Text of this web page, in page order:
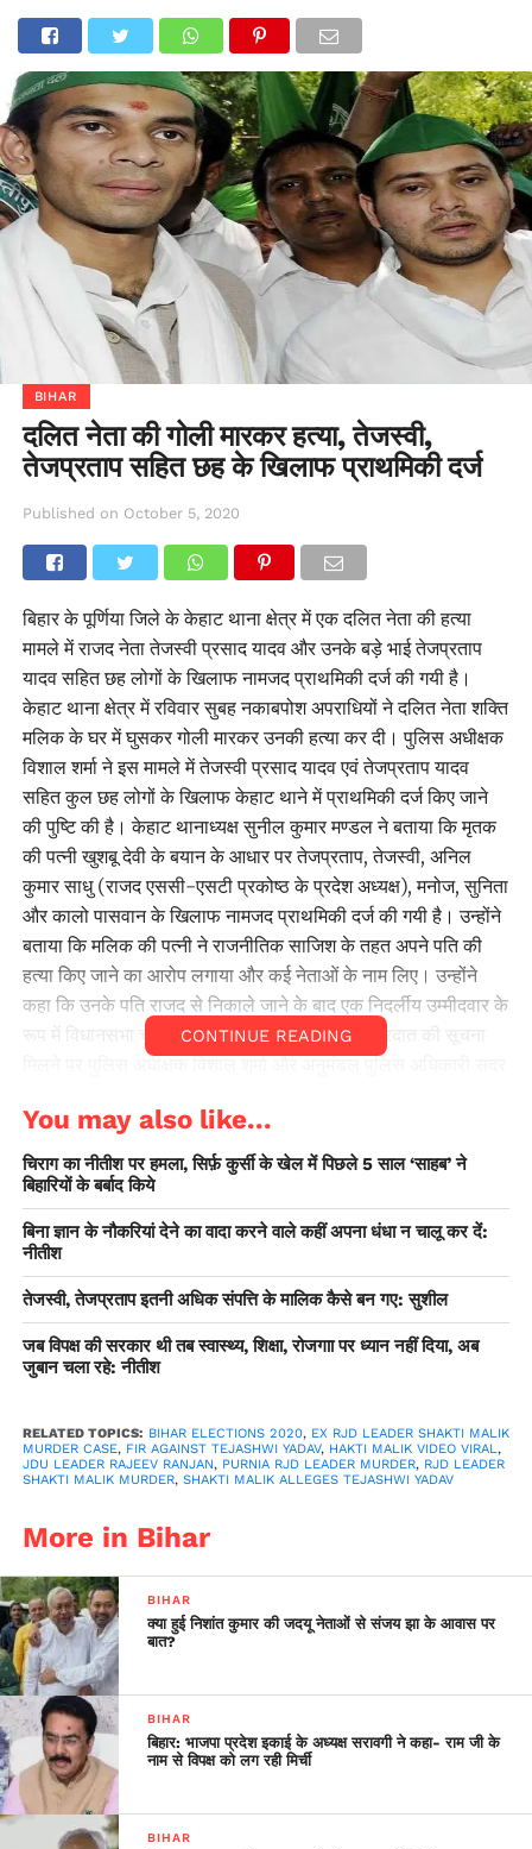
BIHAR
दलित नेता की गोली मारकर हत्या, तेजस्वी,
तेजप्रताप सहित छह के खिलाफ प्राथमिकी दर्ज
Published on October 5, 2020
बिहार के पूर्णिया जिले के केहाट थाना क्षेत्र में एक दलित नेता की हत्या
मामले में राजद नेता तेजस्वी प्रसाद यादव और उनके बड़े भाई तेजप्रताप
यादव सहित छह लोगों के खिलाफ नामजद प्राथमिकी दर्ज की गयी है।
केहाट थाना क्षेत्र में रविवार सुबह नकाबपोश अपराधियों ने दलित नेता शक्ति
मलिक के घर में घुसकर गोली मारकर उनकी हत्या कर दी। पुलिस अधीक्षक
विशाल शर्मा ने इस मामले में तेजस्वी प्रसाद यादव एवं तेजप्रताप यादव
सहित कुल छह लोगों के खिलाफ केहाट थाने में प्राथमिकी दर्ज किए जाने
की पुष्टि की है। केहाट थानाध्यक्ष सुनील कुमार मण्डल ने बताया कि मृतक
की पत्नी खुशबू देवी के बयान के आधार पर तेजप्रताप, तेजस्वी, अनिल
कुमार साधु (राजद एससी-एसटी प्रकोष्ठ के प्रदेश अध्यक्ष), मनोज, सुनिता
और कालो पासवान के खिलाफ नामजद प्राथमिकी दर्ज की गयी है। उन्होंने
बताया कि मलिक की पत्नी ने राजनीतिक साजिश के तहत अपने पति की
हत्या किए जाने का आरोप लगाया और कई नेताओं के नाम लिए। उन्होंने
कहा कि उनके पति राजद से निकाले जाने के बाद एक निदर्लीय उम्मीदवार के
रूप में विधानसभा चुनाव लड़ने की तैयारी कर रहे थे। वारदात की सूचना
मिलने पर पुलिस अधीक्षक विशाल शर्मा और अनुमंडल पुलिस अधिकारी सदर
ईरानी
पुलिस ने वारदात स्थल से एक खोखा और देशी कट्टा बरामद किया है। हाल
ही में बिहार की प्रमुख विपक्षी पार्टी राजद से निष्कासित कर दिए गए मलिक
पडोसी जिले अररिया के रानीगंज विधानसभा से चुनाव लडने की तैयारी में
थे। मलिक ने हत्या के पहले राजद नेता तेजस्वी यादव सहित पार्टी के अन्य
नेताओं पर टिकट के बदले पैसे की मांग करने, जातिगत टिप्पणी करने और
उनसे अपनी जान का खतरा होने का आरोप लगाया था। बिहार में सत्ताधारी
तेजस्वी लगातार दलितों, पिछड़ों, वंचितों की बात करते हैं लेकिन एक वीडियो
वायरल हुआ है और वही नेता प्रतिपक्ष की असलियत है। उन्होंने कहा कि
गई जिन्होंने टिकट के लिए कुछ दिन पहले तेजस्वी यादव पर पैसों के लेनदेन
रुपये पहले एवं 20 लाख रुपये टिकट फाइनल होने के बाद मांगें थे और इससे
इंकार करने पर शक्ति मलिक को जातिसूचक शब्दों के द्वारा गाली दी गई और
आज सुबह उनकी गोली मारकर हत्या कर दी गई। जदयू नेता अजय आलोक
ने मांग की कि चुनाव आयोग इस मामले में संज्ञान लेते हुए मामले की जांच
सीबीआई से कराए।
CONTINUE READING
You may also like...
चिराग का नीतीश पर हमला, सिर्फ़ कुर्सी के खेल में पिछले 5 साल ‘साहब’ ने
बिहारियों के बर्बाद किये
बिना ज्ञान के नौकरियां देने का वादा करने वाले कहीं अपना धंधा न चालू कर दें:
नीतीश
तेजस्वी, तेजप्रताप इतनी अधिक संपत्ति के मालिक कैसे बन गए: सुशील
जब विपक्ष की सरकार थी तब स्वास्थ्य, शिक्षा, रोजगाा पर ध्यान नहीं दिया, अब
जुबान चला रहे: नीतीश
RELATED TOPICS: BIHAR ELECTIONS 2020, EX RJD LEADER SHAKTI MALIK
MURDER CASE, FIR AGAINST TEJASHWI YADAV, HAKTI MALIK VIDEO VIRAL,
JDU LEADER RAJEEV RANJAN, PURNIA RJD LEADER MURDER, RJD LEADER
SHAKTI MALIK MURDER, SHAKTI MALIK ALLEGES TEJASHWI YADAV
More in Bihar
BIHAR
क्या हुई निशांत कुमार की जदयू नेताओं से संजय झा के आवास पर
बात?
BIHAR
बिहार: भाजपा प्रदेश इकाई के अध्यक्ष सरावगी ने कहा- राम जी के
नाम से विपक्ष को लग रही मिर्ची
BIHAR